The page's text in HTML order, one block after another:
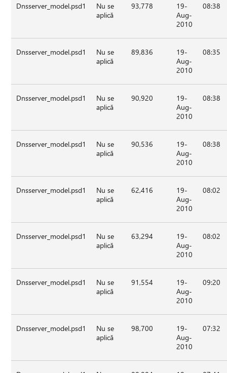
Dnsserver_model.psd1
Nu se
aplică
93,778
19-
Aug-
2010
08:38
Dnsserver_model.psd1
Nu se
aplică
89,836
19-
Aug-
2010
08:35
Dnsserver_model.psd1
Nu se
aplică
90,920
19-
Aug-
2010
08:38
Dnsserver_model.psd1
Nu se
aplică
90,536
19-
Aug-
2010
08:38
Dnsserver_model.psd1
Nu se
aplică
62,416
19-
Aug-
2010
08:02
Dnsserver_model.psd1
Nu se
aplică
63,294
19-
Aug-
2010
08:02
Dnsserver_model.psd1
Nu se
aplică
91,554
19-
Aug-
2010
09:20
Dnsserver_model.psd1
Nu se
aplică
98,700
19-
Aug-
2010
07:32